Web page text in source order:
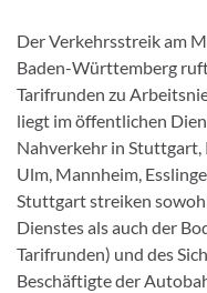
Der Verkehrsstreik am
Baden-Württemberg
Tarifrunden zu
liegt im öffentlichen
Nahverkehr in Stuttgart,
Ulm, Mannheim,
Stuttgart streiken
Dienstes als auch der
Tarifrunden) und des
Beschäftigte der